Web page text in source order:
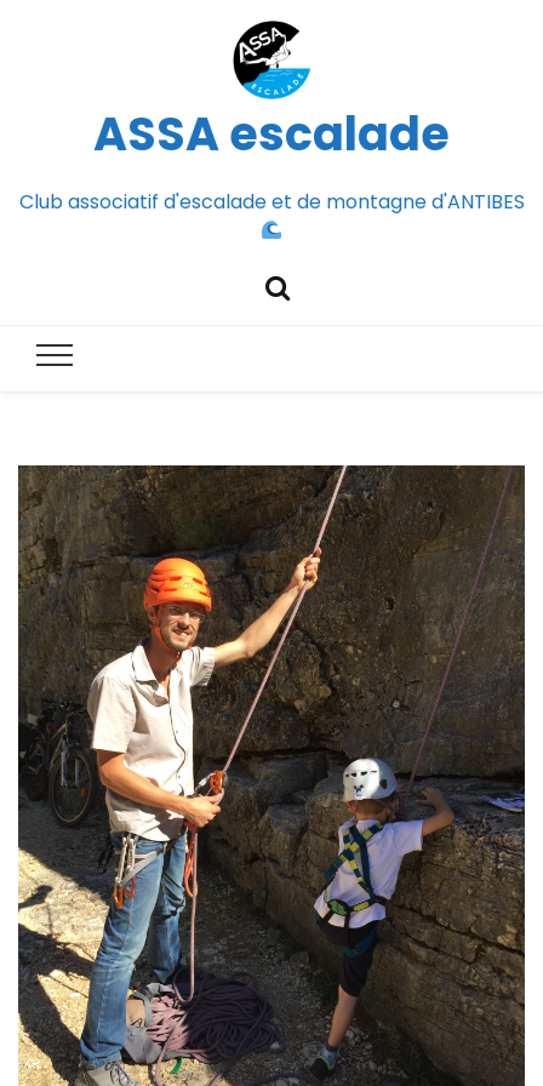
ASSA escalade
Club associatif d'escalade et de montagne d'ANTIBES